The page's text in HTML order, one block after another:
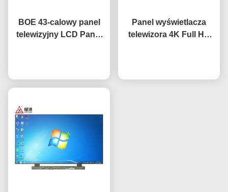
BOE 43-calowy panel
telewizyjny LCD Panel
Panel wyświetlacza
telewizora 4K Full HD